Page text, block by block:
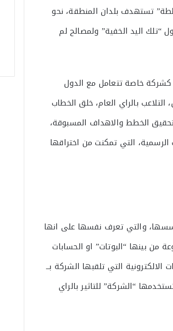
تستهدف بلدان المنطقة، نحو
“تلك اليد الخفية” ولمصالح لم
كشركة خاصة تتعامل مع الدول
بالراي العام، خلق الخطاب
الخطط والاهداف المسبوقة،
التي تمكنت من اختراقها
والتي تعرف نفسها على انها
من بينها “البوتات” او الحسابات
التي تلقبها الشركة بــ
“الشركة” للتاثير بالراي